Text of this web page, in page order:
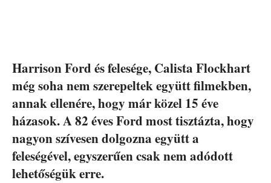
Harrison Ford és felesége, Calista Flockhart
még soha nem szerepeltek együtt filmekben,
annak ellenére, hogy már közel 15 éve
házasok. A 82 éves Ford most tisztázta, hogy
nagyon szívesen dolgozna együtt a
feleségével, egyszerűen csak nem adódott
lehetőségük erre.